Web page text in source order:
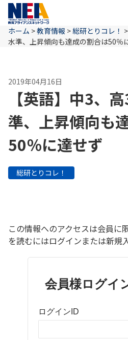
ホーム
NEAとは
教育情報
お問い合わせ
ホーム >教育情報 >総研とりコレ！ >
水準、上昇傾向も達成の割合は50％
2019年04月16日
【英語】中3、
準、上昇傾向も
50％に達せず
総研とりコレ！
この情報へのアクセスは会員に
を読むにはログインまたは新規
会員様ログイ
ログインID